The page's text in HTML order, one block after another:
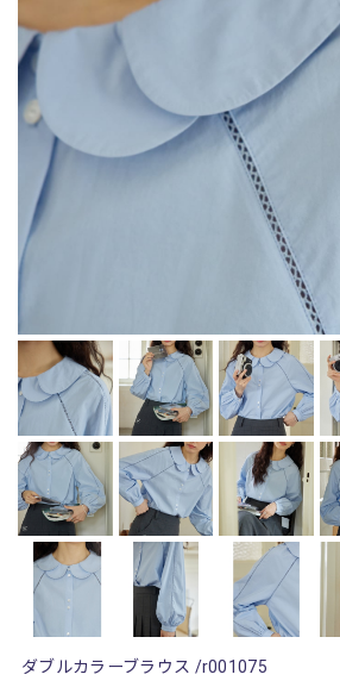
ダブルカラーブラウス /r001075